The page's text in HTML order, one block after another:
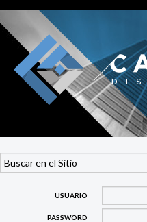
USUARIO
PASSWORD